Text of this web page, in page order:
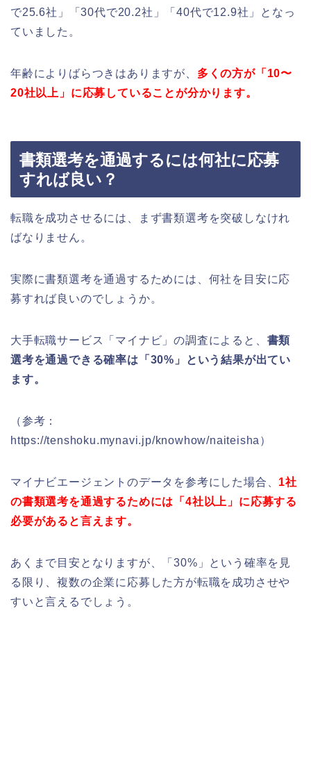
で25.6社」「30代で20.2社」「40代で12.9社」となっ
ていました。
年齢によりばらつきはありますが、 多くの方が「10〜
20社以上」に応募していることが分かります。
書類選考を通過するには何社に応募
すれば良い？
転職を成功させるには、まず書類選考を突破しなけれ
ばなりません。
実際に書類選考を通過するためには、何社を目安に応
募すれば良いのでしょうか。
大手転職サービス「マイナビ」の調査によると、 書類
選考を通過できる確率は「30%」という結果が出てい
ます。
（参考：
https://tenshoku.mynavi.jp/knowhow/naiteisha）
マイナビエージェントのデータを参考にした場合、 1社
の書類選考を通過するためには「4社以上」に応募する
必要があると言えます。
あくまで目安となりますが、「30%」という確率を見
る限り、複数の企業に応募した方が転職を成功させや
すいと言えるでしょう。